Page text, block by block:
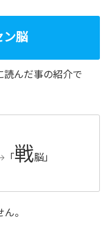
ン脳
読んだ事の紹介で
「 戦脳」
。